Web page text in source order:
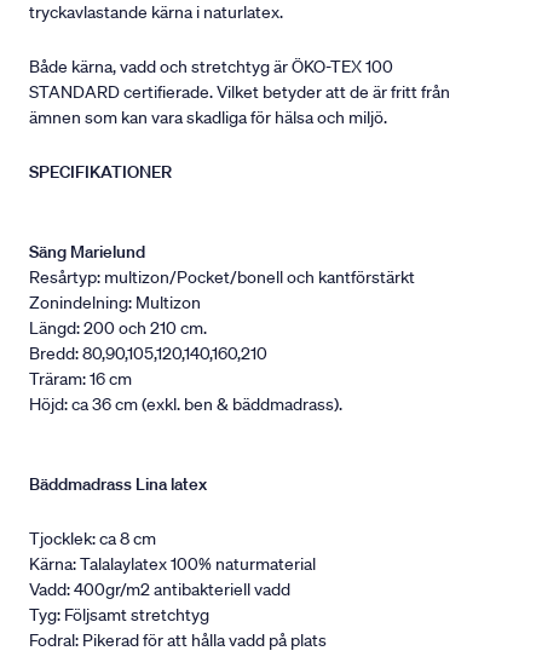
tryckavlastande kärna i naturlatex.
Både kärna, vadd och stretchtyg är ÖKO-TEX 100
STANDARD certifierade. Vilket betyder att de är fritt från
ämnen som kan vara skadliga för hälsa och miljö.
SPECIFIKATIONER
Säng Marielund
Resårtyp: multizon/Pocket/bonell och kantförstärkt
Zonindelning: Multizon
Längd: 200 och 210 cm.
Bredd: 80,90,105,120,140,160,210
Träram: 16 cm
Höjd: ca 36 cm (exkl. ben & bäddmadrass).
Bäddmadrass Lina latex
Tjocklek: ca 8 cm
Kärna: Talalaylatex 100% naturmaterial
Vadd: 400gr/m2 antibakteriell vadd
Tyg: Följsamt stretchtyg
Fodral: Pikerad för att hålla vadd på plats